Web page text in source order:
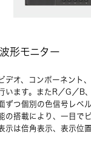
波形モニター
ビデオ、コンポーネント
います。またR／G／B
ずつ個別の色信号レベ
の搭載により、一目で
示は倍角表示、表示位